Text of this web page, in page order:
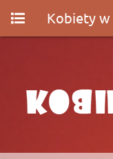
Kobiety w